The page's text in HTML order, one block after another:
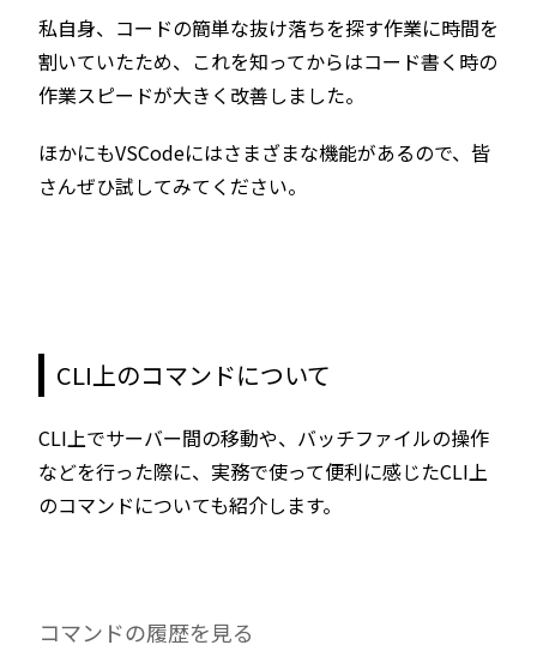
私自身、コードの簡単な抜け落ちを探す作業に時間を
割いていたため、これを知ってからはコード書く時の
作業スピードが大きく改善しました。
ほかにもVSCodeにはさまざまな機能があるので、皆
さんぜひ試してみてください。
CLI上のコマンドについて
CLI上でサーバー間の移動や、バッチファイルの操作
などを行った際に、実務で使って便利に感じたCLI上
のコマンドについても紹介します。
コマンドの履歴を見る